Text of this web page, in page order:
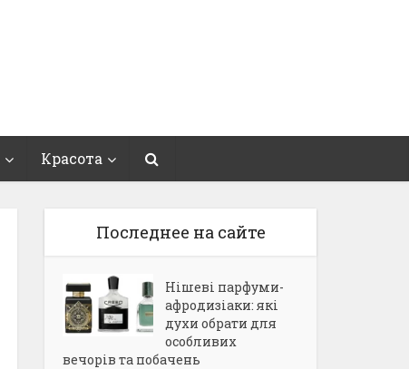
Красота
Последнее на сайте
Нішеві парфуми-
афродизіаки: які
духи обрати для
особливих
вечорів та побачень